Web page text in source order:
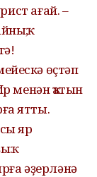
ағай. –
өҫтәп
менән ҡатын
ятты.
яр
әҙерләнә